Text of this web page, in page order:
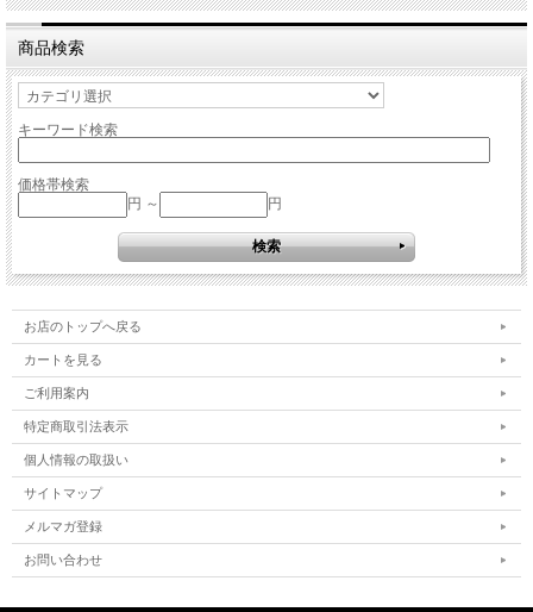
商品検索
キーワード検索
価格帯検索
円 ～
円
お店のトップへ戻る
カートを見る
ご利用案内
特定商取引法表示
個人情報の取扱い
サイトマップ
メルマガ登録
お問い合わせ